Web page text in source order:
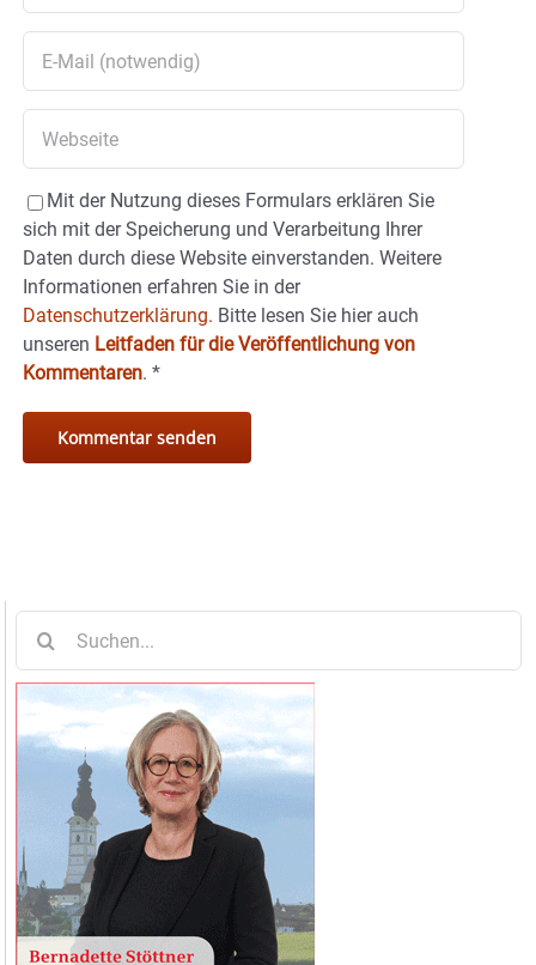
Mit der Nutzung dieses Formulars erklären Sie
sich mit der Speicherung und Verarbeitung Ihrer
Daten durch diese Website einverstanden. Weitere
Informationen erfahren Sie in der
Datenschutzerklärung. Bitte lesen Sie hier auch
unseren Leitfaden für die Veröffentlichung von
Kommentaren. *
nach: